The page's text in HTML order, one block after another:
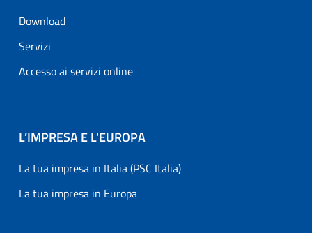
Download
Servizi
Accesso ai servizi online
L’IMPRESA E L'EUROPA
La tua impresa in Italia (PSC Italia)
La tua impresa in Europa